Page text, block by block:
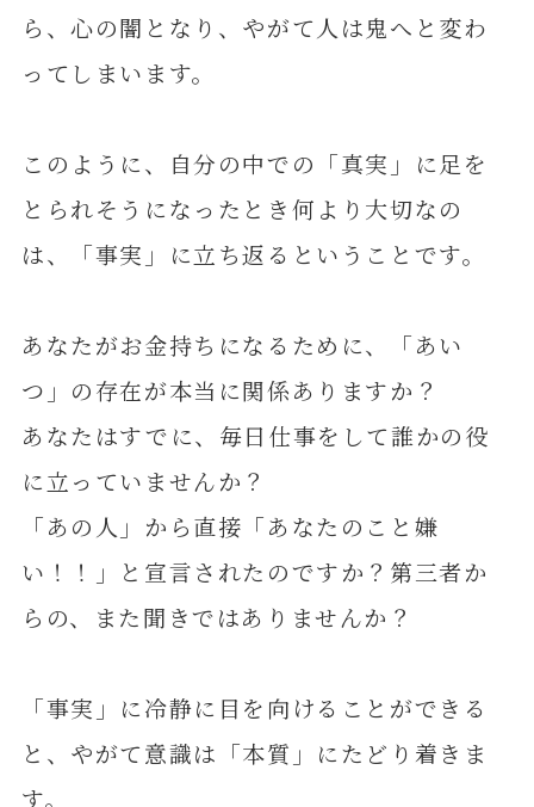
ら、心の闇となり、やがて人は鬼へと変わ
ってしまいます。
このように、自分の中での「真実」に足を
とられそうになったとき何より大切なの
は、「事実」に立ち返るということです。
あなたがお金持ちになるために、「あい
つ」の存在が本当に関係ありますか？
あなたはすでに、毎日仕事をして誰かの役
に立っていませんか？
「あの人」から直接「あなたのこと嫌
い！！」と宣言されたのですか？第三者か
らの、また聞きではありませんか？
「事実」に冷静に目を向けることができる
と、やがて意識は「本質」にたどり着きま
す。